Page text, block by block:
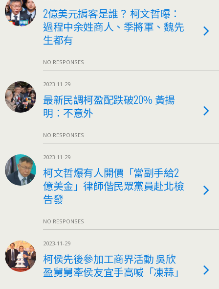
2億美元掮客是誰？ 柯文哲曝：
過程中余姓商人、季將軍、魏先
生都有
NO RESPONSES
2023-11-29
最新民調柯盈配跌破20％ 黃揚
明：不意外
NO RESPONSES
2023-11-29
柯文哲爆有人開價「當副手給2
億美金」律師偕民眾黨員赴北檢
告發
NO RESPONSES
2023-11-29
柯侯先後參加工商界活動 吳欣
盈舅舅牽侯友宜手高喊「凍蒜」